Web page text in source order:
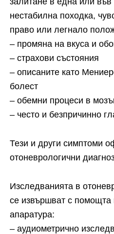
нестабилна походка,
право или легнало
– промяна на вкуса и
– страхови състояния
– описаните като
болест
– обемни процеси в
– често и безпричинно
Тези и други симптоми
отоневрологични
Изследванията в
се извършват с помощта
апаратура:
– аудиометрично